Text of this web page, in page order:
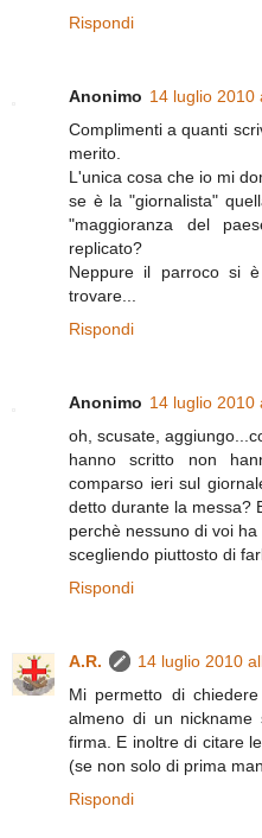
Rispondi
Anonimo 14 luglio 2010
Complimenti a quanti
merito.
L'unica cosa che io mi
se è la "giornalista"
"maggioranza del
replicato?
Neppure il parroco si
trovare...
Rispondi
Anonimo 14 luglio 2010
oh, scusate,
hanno scritto non
comparso ieri sul
detto durante la messa?
perchè nessuno di voi
scegliendo piuttosto di
Rispondi
A.R.
14 luglio 2010
Mi permetto di
almeno di un
firma. E inoltre di citare
(se non solo di prima
Rispondi